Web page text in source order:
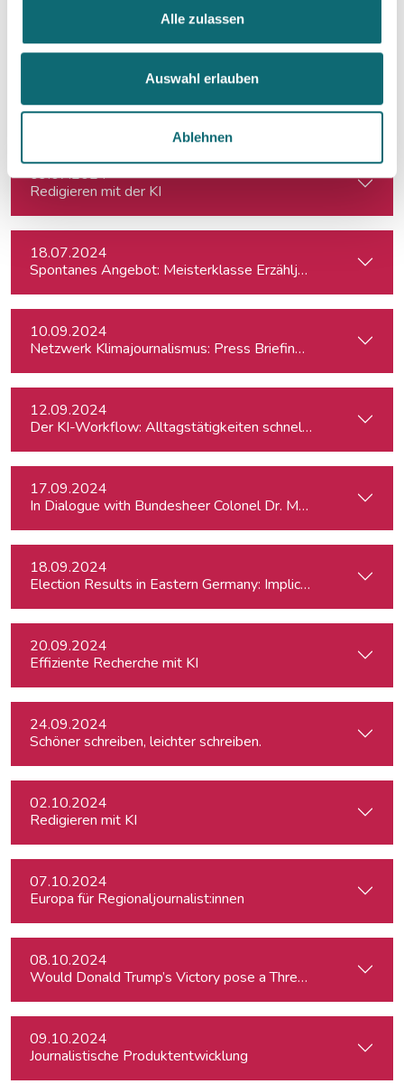
Alle zulassen
Auswahl erlauben
Ablehnen
Elections in the United Kingdom: Understanding Voters’
09.07.2024
Redigieren mit der KI
18.07.2024
Spontanes Angebot: Meisterklasse Erzähljournalismus –
10.09.2024
Netzwerk Klimajournalismus: Press Briefing zur
12.09.2024
Der KI-Workflow: Alltagstätigkeiten schneller und
17.09.2024
In Dialogue with Bundesheer Colonel Dr. Markus Reisner -
18.09.2024
Election Results in Eastern Germany:
20.09.2024
Effiziente Recherche mit KI
24.09.2024
Schöner schreiben, leichter schreiben.
02.10.2024
Redigieren mit KI
07.10.2024
Europa für Regionaljournalist:innen
08.10.2024
Would Donald Trump’s Victory pose a Threat to Press
09.10.2024
Journalistische Produktentwicklung